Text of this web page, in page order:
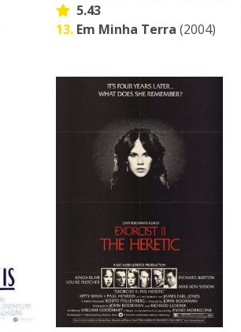
5.43
13. Em Minha Terra (2004)